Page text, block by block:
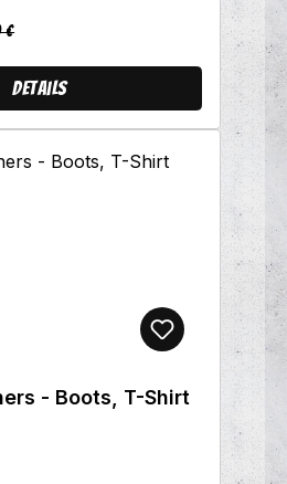
Preis:
€
Details
- Boots, T-Shirt